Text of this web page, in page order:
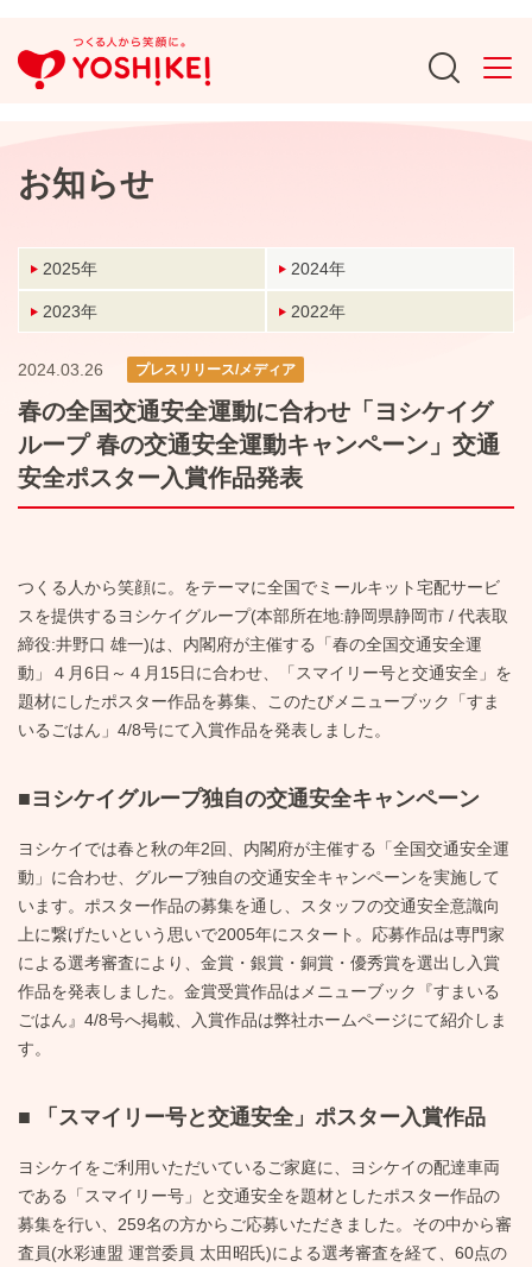
お知らせ
2025年 2024年
2023年 2022年
2024.03.26 プレスリリース/メディア
春の全国交通安全運動に合わせ「ヨシケイグ
ループ 春の交通安全運動キャンペーン」交通
安全ポスター入賞作品発表
つくる人から笑顔に。をテーマに全国でミールキット宅配サービ
スを提供するヨシケイグループ(本部所在地:静岡県静岡市 / 代表取
締役:井野口 雄一)は、内閣府が主催する「春の全国交通安全運
動」４月6日～４月15日に合わせ、「スマイリー号と交通安全」を
題材にしたポスター作品を募集、このたびメニューブック「すま
いるごはん」4/8号にて入賞作品を発表しました。
■ヨシケイグループ独自の交通安全キャンペーン
ヨシケイでは春と秋の年2回、内閣府が主催する「全国交通安全運
動」に合わせ、グループ独自の交通安全キャンペーンを実施して
います。ポスター作品の募集を通し、スタッフの交通安全意識向
上に繋げたいという思いで2005年にスタート。応募作品は専門家
による選考審査により、金賞・銀賞・銅賞・優秀賞を選出し入賞
作品を発表しました。金賞受賞作品はメニューブック『すまいる
ごはん』4/8号へ掲載、入賞作品は弊社ホームページにて紹介しま
す。
■ 「スマイリー号と交通安全」ポスター入賞作品
ヨシケイをご利用いただいているご家庭に、ヨシケイの配達車両
である「スマイリー号」と交通安全を題材としたポスター作品の
募集を行い、259名の方からご応募いただきました。その中から審
査員(水彩連盟 運営委員 太田昭氏)による選考審査を経て、60点の